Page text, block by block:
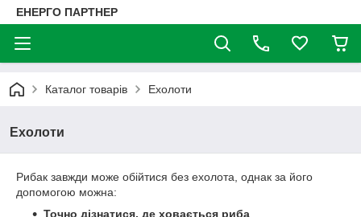
ЕНЕРГО ПАРТНЕР
Каталог товарів Ехолоти
Ехолоти
Рибак завжди може обійтися без ехолота, однак за його
допомогою можна:
Точно дізнатися, де ховається риба